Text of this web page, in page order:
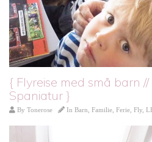
{ Flyreise med små barn
Spaniatur }
By Tonerose In Barn Familie Ferie Fly